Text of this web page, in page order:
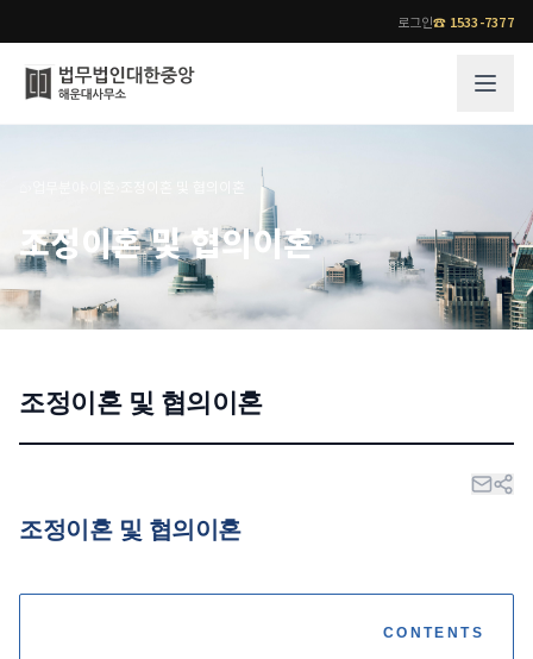
로그인☎ 1533-7377
법무법인 대한중앙의 강점
오시는 길
기업 인사이트
사례분석/최신동향
업무분야
소식/자료
조정이혼 및 협의이혼
조정이혼 및 협의이혼
조정이혼 및 협의이혼
CONTENTS